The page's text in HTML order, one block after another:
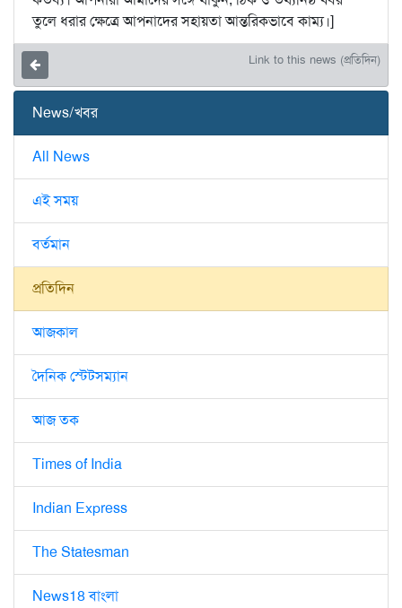
তুলে ধরার ক্ষেত্রে আপনাদের সহায়তা আন্তরিকভাবে কাম্য।]
Link to this news (প্রতিদিন)
News/খবর
All News
এই সময়
বর্তমান
প্রতিদিন
আজকাল
দৈনিক স্টেটসম্যান
আজ তক
Times of India
Indian Express
The Statesman
News18 বাংলা